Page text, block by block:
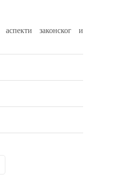
законског и